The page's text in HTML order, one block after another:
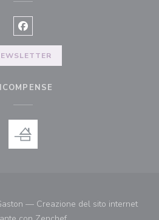
Facebook ((apre una nuova
— Creazione del sito internet